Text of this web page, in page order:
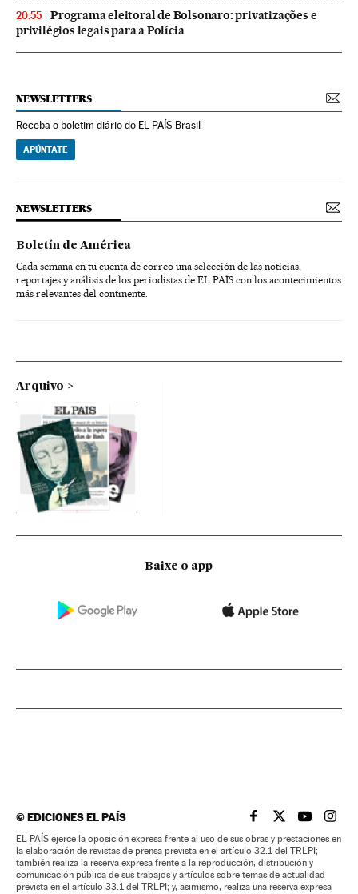
20:55
Programa eleitoral de Bolsonaro: privatizações e
privilégios legais para a Polícia
NEWSLETTERS
Receba o boletim diário do EL PAÍS Brasil
APÚNTATE
NEWSLETTERS
Boletín de América
Cada semana en tu cuenta de correo una selección de las noticias,
reportajes y análisis de los periodistas de EL PAÍS con los acontecimientos
más relevantes del continente.
Arquivo
Baixe o app
©EDICIONES EL PAÍS EL PAÍS BRASIL EN
EL PAÍSEL PAÍS
EL
EL PAÍS ejerce la oposición expresa frente al uso de sus obras y prestaciones en
la elaboración de revistas de prensa prevista en el artículo 32.1 del TRLPI;
también realiza la reserva expresa frente a la reproducción, distribución y
comunicación pública de sus trabajos y artículos sobre temas de actualidad
prevista en el artículo 33.1 del TRLPI; y, asimismo, realiza una reserva expresa